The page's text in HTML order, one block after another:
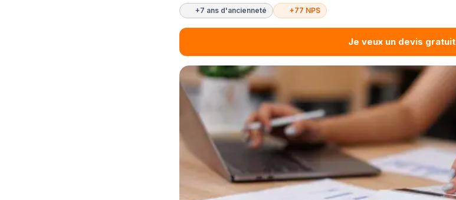
+7 ans d'ancienneté +77 NPS
Je veux un devis gratuit